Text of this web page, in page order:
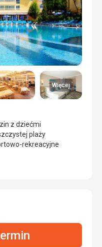
Więcej
z dziećmi
plaży
rekreacyjne